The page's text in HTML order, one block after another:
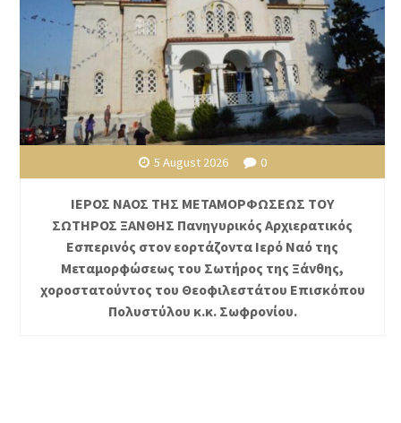
5 August 2026 0
ΙΕΡΟΣ ΝΑΟΣ ΤΗΣ ΜΕΤΑΜΟΡΦΩΣΕΩΣ ΤΟΥ
ΣΩΤΗΡΟΣ ΞΑΝΘΗΣ Πανηγυρικός Αρχιερατικός
Εσπερινός στον εορτάζοντα Ιερό Ναό της
Μεταμορφώσεως του Σωτήρος της Ξάνθης,
χοροστατούντος του Θεοφιλεστάτου Επισκόπου
Πολυστύλου κ.κ. Σωφρονίου.